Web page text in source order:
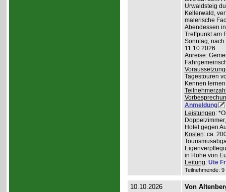
Urwaldsteig
Kellerwald,
malerische
Abendessen
Treffpunkt am
Sonntag,
11.10.2026.
Anreise:
Tagestouren
Kennen
Anmeldung
Leistungen:
Hotel gegen
Kosten: ca.
in Höhe von
Leitung: Ute
Teilnehmende:
10.10.2026 Von